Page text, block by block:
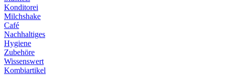
Konditorei
Milchshake
Café
Nachhaltiges
Hygiene
Zubehöre
Wissenswert
Kombiartikel